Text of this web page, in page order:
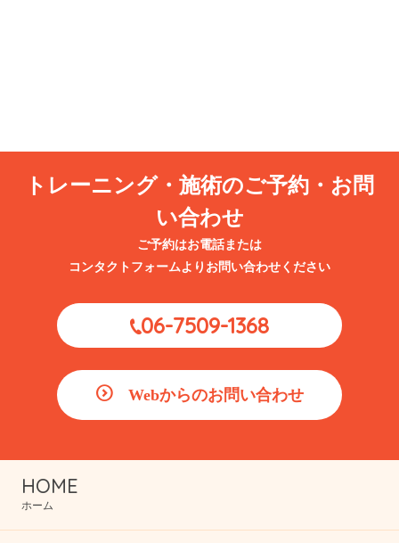
か？｜尼崎市・武庫川でパーソナルトレーニングをお探しの方へ】
トレーニング・施術のご予約・お問
い合わせ
ご予約はお電話または
コンタクトフォームよりお問い合わせください
06-7509-1368
Webからのお問い合わせ
HOME
ホーム